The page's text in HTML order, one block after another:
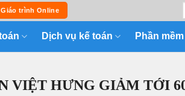
Giáo trình Online
Dịch vụ kế toán Phần mềm
VIỆT HƯNG GIẢM TỚI